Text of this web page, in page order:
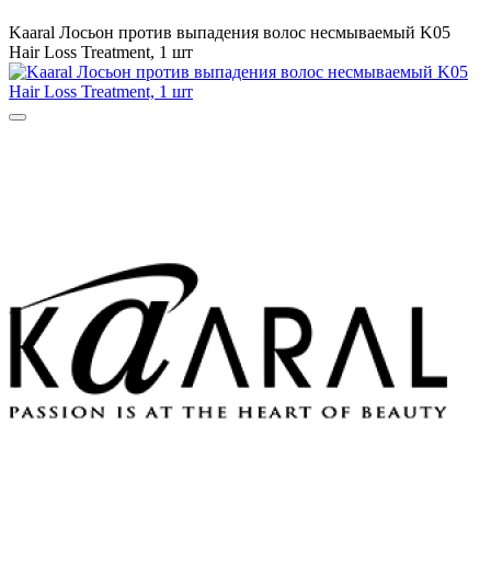
Kaaral Лосьон против выпадения волос несмываемый K05
Hair Loss Treatment, 1 шт